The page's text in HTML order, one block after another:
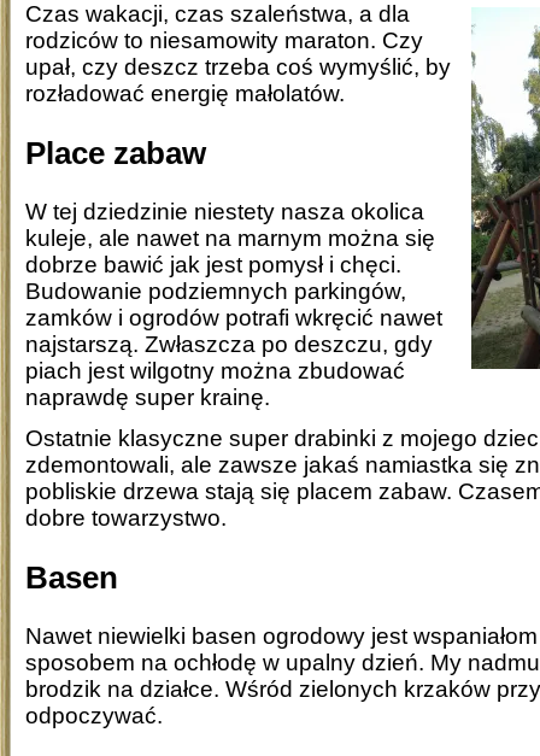
Czas wakacji, czas szaleństwa, a dla
rodziców to niesamowity maraton. Czy
upał, czy deszcz trzeba coś wymyślić, by
rozładować energię małolatów.
Place zabaw
W tej dziedzinie niestety nasza okolica
kuleje, ale nawet na marnym można się
dobrze bawić jak jest pomysł i chęci.
Budowanie podziemnych parkingów,
zamków i ogrodów potrafi wkręcić nawet
najstarszą. Zwłaszcza po deszczu, gdy
piach jest wilgotny można zbudować
naprawdę super krainę.
Ostatnie klasyczne super drabinki z mojego
zdemontowali, ale zawsze jakaś namiastka się
pobliskie drzewa stają się placem zabaw.
dobre towarzystwo.
Basen
Nawet niewielki basen ogrodowy jest
sposobem na ochłodę w upalny dzień. My
brodzik na działce. Wśród zielonych krzaków
odpoczywać.